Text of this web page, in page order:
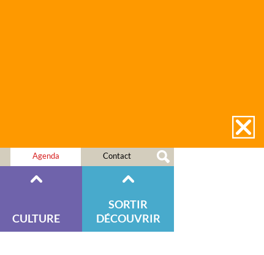
Agenda Contact
CULTURE
SORTIR
DÉCOUVRIR